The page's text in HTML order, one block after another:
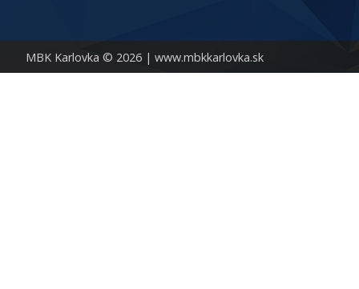
MBK Karlovka © 2026 | www.mbkkarlovka.sk